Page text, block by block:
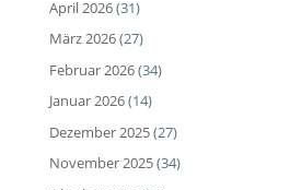
April 2026(31)
März 2026(27)
Februar 2026(34)
Januar 2026(14)
Dezember 2025(27)
November 2025(34)